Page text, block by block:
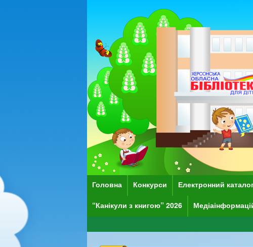
Головна Конкурси Електронний
“Канікули з книгою” 2026